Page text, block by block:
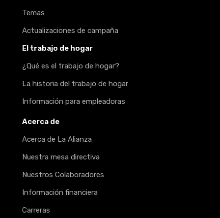
Temas
Actualizaciones de campaña
El trabajo de hogar
¿Qué es el trabajo de hogar?
La historia del trabajo de hogar
Información para empleadoras
Acerca de
Acerca de La Alianza
Nuestra mesa directiva
Nuestros Colaboradores
Información financiera
Carreras